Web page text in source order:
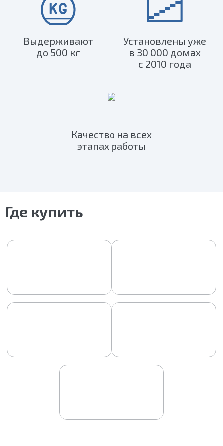
Выдерживают
до 500 кг
Установлены уже
в 30 000 домах
с 2010 года
Качество на всех
этапах работы
Где купить